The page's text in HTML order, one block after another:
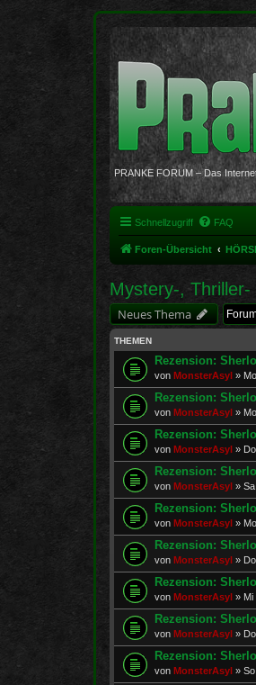
PRANKE FORUM – Das
Schnellzugriff FAQ
Foren-Übersicht
Mystery-,
Neues Thema
THEMEN
Rezension:
von MonsterAsyl »
Rezension:
von MonsterAsyl »
Rezension:
von MonsterAsyl »
Rezension:
von MonsterAsyl »
Rezension:
von MonsterAsyl »
Rezension:
von MonsterAsyl »
Rezension:
von MonsterAsyl » Mi
Rezension:
von MonsterAsyl »
Rezension:
von MonsterAsyl »